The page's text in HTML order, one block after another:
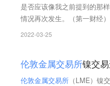
是否应该像我之前提到的那
情况再次发生。（第一财经）
2022-03-25
伦敦金属交易所镍交
伦敦金属交易所 （LME）镍